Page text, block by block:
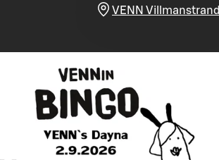
VENN Villmanstrand